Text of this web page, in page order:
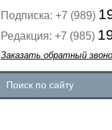
Подписка: +7 (989)
Редакция: +7 (985)
Заказать обратный